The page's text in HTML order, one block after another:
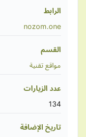
الرابط
nozom.one
القسم
مواقع تقنية
عدد الزيارات
134
تاريخ الإضافة